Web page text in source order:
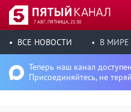
7 АВГ, ПЯТНИЦА, 21:30
ВСЕ НОВОСТИ В МИРЕ
Теперь наш канал
Присоединяйтесь, не